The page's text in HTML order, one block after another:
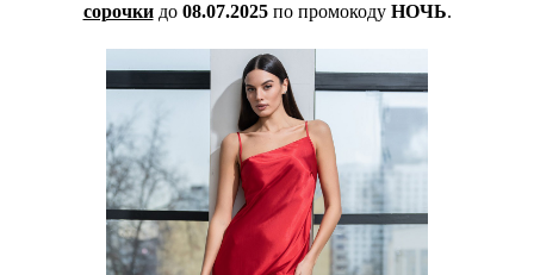
сорочкидо 08.07.2025по промокоду НОЧЬ.